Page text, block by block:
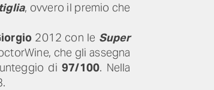
, ovvero il premio che
2012 con le Super
che gli assegna
di97/100. Nella